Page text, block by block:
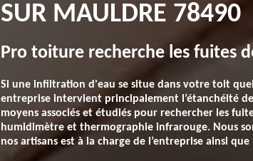
SUR MAULDRE 78490
Pro toiture recherche les fuites
Si une infiltration d'eau se situe dans votre toit
entreprise intervient principalement l’étanchéité
moyens associés et étudiés pour rechercher les
humidimètre et thermographie infrarouge. Nous
nos artisans est à la charge de l’entreprise ainsi